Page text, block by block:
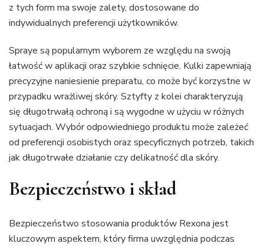
z tych form ma swoje zalety, dostosowane do
indywidualnych preferencji użytkowników.
Spraye są popularnym wyborem ze względu na swoją
łatwość w aplikacji oraz szybkie schnięcie. Kulki zapewniają
precyzyjne naniesienie preparatu, co może być korzystne w
przypadku wrażliwej skóry. Sztyfty z kolei charakteryzują
się długotrwałą ochroną i są wygodne w użyciu w różnych
sytuacjach. Wybór odpowiedniego produktu może zależeć
od preferencji osobistych oraz specyficznych potrzeb, takich
jak długotrwałe działanie czy delikatność dla skóry.
Bezpieczeństwo i skład
Bezpieczeństwo stosowania produktów Rexona jest
kluczowym aspektem, który firma uwzględnia podczas